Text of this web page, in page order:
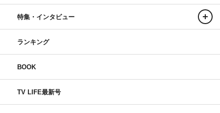
特集・インタビュー
ランキング
BOOK
TV LIFE最新号